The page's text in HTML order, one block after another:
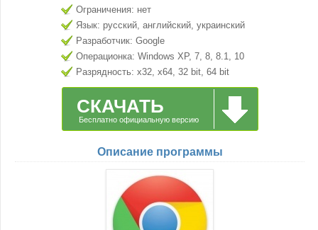
Ограничения: нет
Язык: русский, английский, украинский
Разработчик: Google
Операционка: Windows XP, 7, 8, 8.1, 10
Разрядность: x32, x64, 32 bit, 64 bit
СКАЧАТЬ
Бесплатно официальную версию
Описание программы